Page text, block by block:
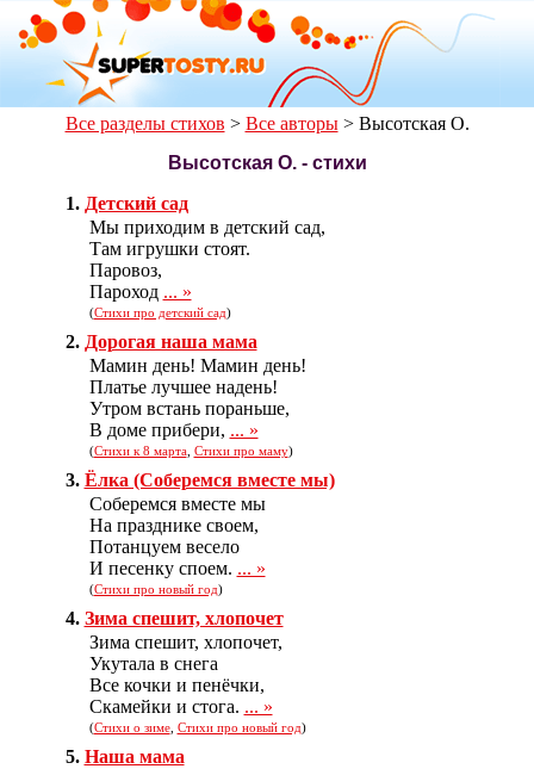
Все разделы стихов > Все авторы> Высотская О.
Высотская О. - стихи
1. Детский сад
Мы приходим в детский сад,
Там игрушки стоят.
Паровоз,
Пароход ... »
(Стихи про детский сад)
2. Дорогая наша мама
Мамин день! Мамин день!
Платье лучшее надень!
Утром встань пораньше,
В доме прибери, ... »
(Стихи к 8 марта, Стихи про маму)
3. Ёлка (Соберемся вместе мы)
Соберемся вместе мы
На празднике своем,
Потанцуем весело
И песенку споем. ... »
(Стихи про новый год)
4. Зима спешит, хлопочет
Зима спешит, хлопочет,
Укутала в снега
Все кочки и пенёчки,
Скамейки и стога. ... »
(Стихи о зиме, Стихи про новый год)
5. Наша мама